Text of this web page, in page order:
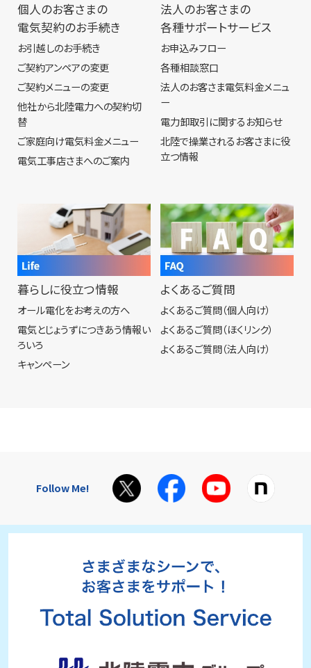
個人のお客さまの
電気契約のお手続き
お引越しのお手続き
ご契約アンペアの変更
ご契約メニューの変更
他社から北陸電力への契約切
替
ご家庭向け電気料金メニュー
電気工事店さまへのご案内
法人のお客さまの
各種サポートサービス
お申込みフロー
各種相談窓口
法人のお客さま電気料金メニュ
ー
電力卸取引に関するお知らせ
北陸で操業されるお客さまに役
立つ情報
暮らしに役立つ情報
オール電化をお考えの方へ
電気とじょうずにつきあう情報い
ろいろ
キャンペーン
よくあるご質問
よくあるご質問（個人向け）
よくあるご質問（ほくリンク）
よくあるご質問（法人向け）
Follow Me!